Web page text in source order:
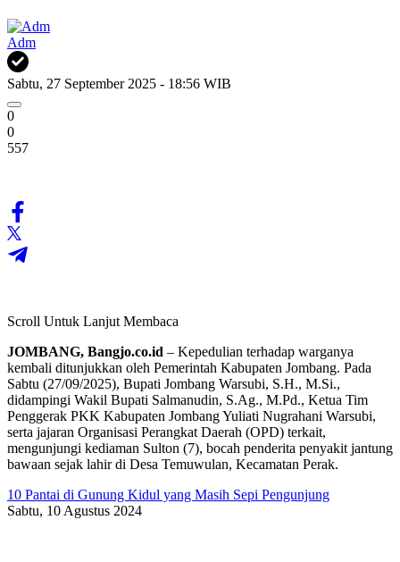
Adm
Sabtu, 27 September 2025 - 18:56 WIB
0
0
557
Scroll Untuk Lanjut Membaca
JOMBANG, Bangjo.co.id – Kepedulian terhadap warganya
kembali ditunjukkan oleh Pemerintah Kabupaten Jombang. Pada
Sabtu (27/09/2025), Bupati Jombang Warsubi, S.H., M.Si.,
didampingi Wakil Bupati Salmanudin, S.Ag., M.Pd., Ketua Tim
Penggerak PKK Kabupaten Jombang Yuliati Nugrahani Warsubi,
serta jajaran Organisasi Perangkat Daerah (OPD) terkait,
mengunjungi kediaman Sulton (7), bocah penderita penyakit jantung
bawaan sejak lahir di Desa Temuwulan, Kecamatan Perak.
10 Pantai di Gunung Kidul yang Masih Sepi Pengunjung
Sabtu, 10 Agustus 2024